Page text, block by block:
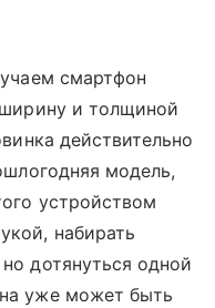
смартфон
и толщиной
действительно
модель,
устройством
набирать
дотянуться одной
уже может быть